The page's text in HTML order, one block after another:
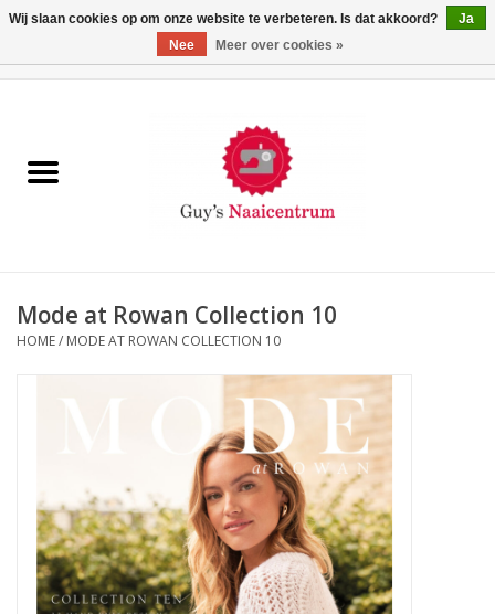
Machines
Hobby/Knutselen
Stoffen
Mode at Rowan Collection 10
HOME/ MODE AT ROWAN COLLECTION 10
Wij slaan cookies op om onze website te verbeteren. Is dat akkoord?
Ja
Nee
Meer over cookies »